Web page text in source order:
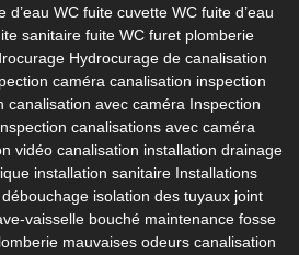
d’eau WC fuite cuvette WC fuite d’eau
sanitaire fuite WC furet plomberie
Hydrocurage de canalisation
caméra canalisation inspection
canalisation avec caméra Inspection
canalisations avec caméra
vidéo canalisation installation drainage
installation sanitaire Installations
isolation des tuyaux joint
vaisselle bouché maintenance fosse
mauvaises odeurs canalisation